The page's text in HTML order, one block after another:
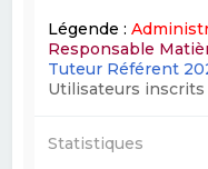
Légende :
Responsable
Tuteur Référent
Utilisateurs inscrits
Statistiques